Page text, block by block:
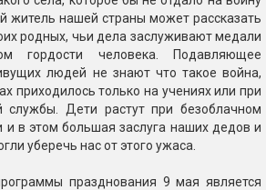
житель нашей страны может рассказать
родных, чьи дела заслуживают медали
гордости человека. Подавляющее
людей не знают что такое война,
приходилось только на учениях или при
службы. Дети растут при безоблачном
и в этом большая заслуга наших дедов и
уберечь нас от этого ужаса.
празднования 9 мая является